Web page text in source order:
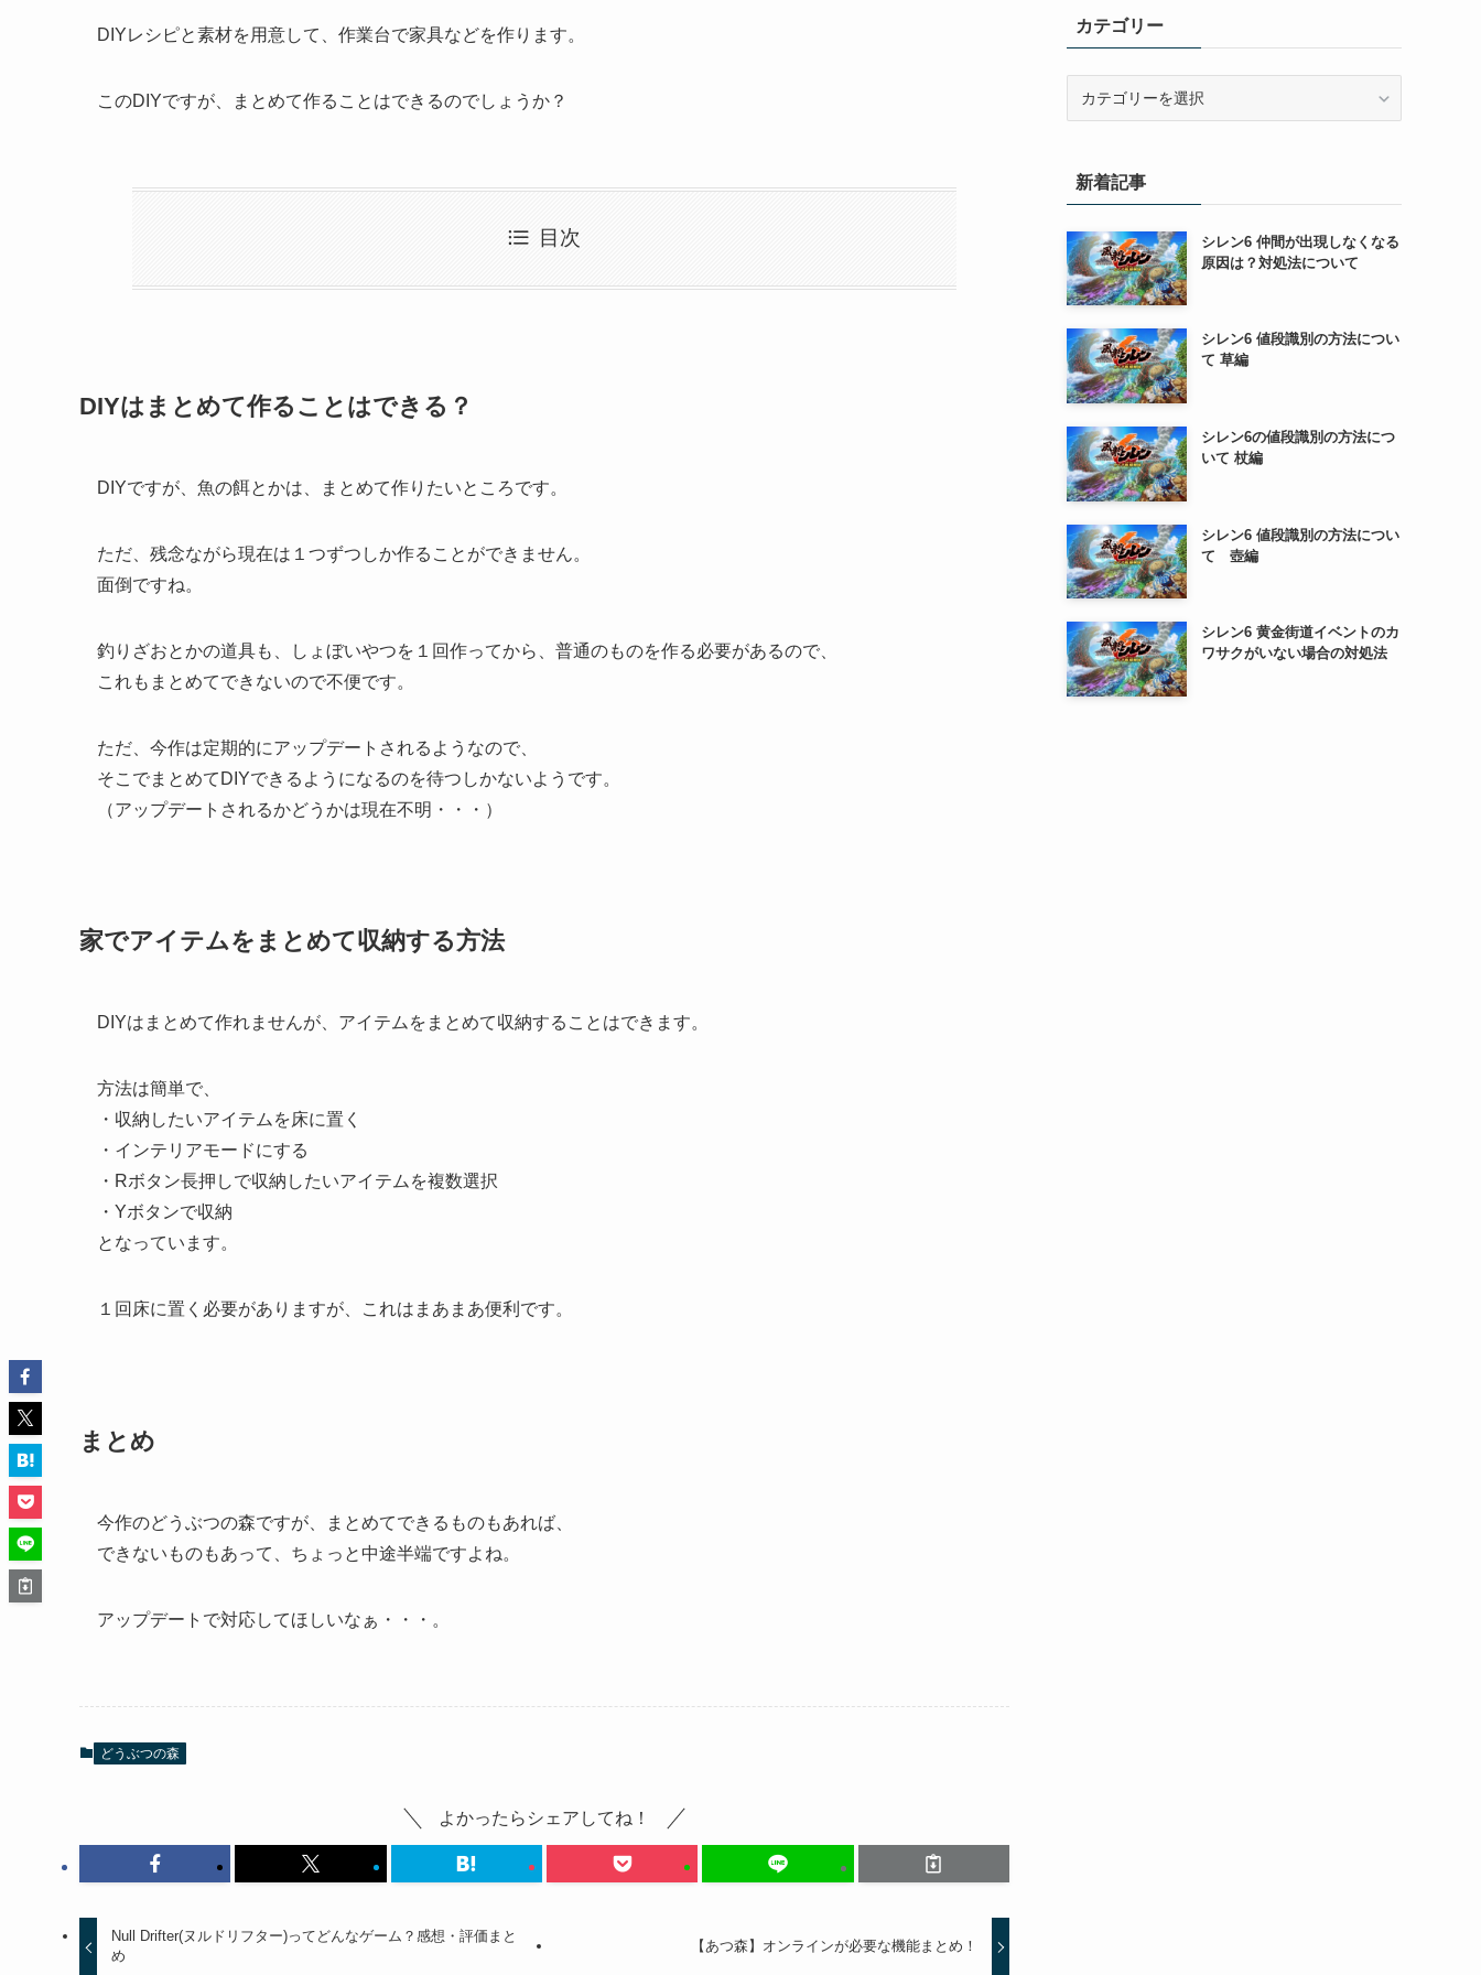
DIYレシピと素材を用意して、作業台で家具などを作ります。
このDIYですが、まとめて作ることはできるのでしょうか？
目次
DIYはまとめて作ることはできる？
DIYですが、魚の餌とかは、まとめて作りたいところです。
ただ、残念ながら現在は１つずつしか作ることができません。
面倒ですね。
釣りざおとかの道具も、しょぼいやつを１回作ってから、普通のものを作る必要があるので、
これもまとめてできないので不便です。
ただ、今作は定期的にアップデートされるようなので、
そこでまとめてDIYできるようになるのを待つしかないようです。
（アップデートされるかどうかは現在不明・・・）
家でアイテムをまとめて収納する方法
DIYはまとめて作れませんが、アイテムをまとめて収納することはできます。
方法は簡単で、
・収納したいアイテムを床に置く
・インテリアモードにする
・Rボタン長押しで収納したいアイテムを複数選択
・Yボタンで収納
となっています。
１回床に置く必要がありますが、これはまあまあ便利です。
まとめ
今作のどうぶつの森ですが、まとめてできるものもあれば、
できないものもあって、ちょっと中途半端ですよね。
アップデートで対応してほしいなぁ・・・。
どうぶつの森
よかったらシェアしてね！
Null Drifter(ヌルドリフター)ってどんなゲーム？感想・評価まと
め
【あつ森】オンラインが必要な機能まとめ！
カテゴリー
ー新着記事
シレン6 仲間が出現しなくなる
原因は？対処法について
シレン6 値段識別の方法につい
て 草編
シレン6の値段識別の方法につ
いて 杖編
シレン6 値段識別の方法につい
て 壺編
シレン6 黄金街道イベントのカ
ワサクがいない場合の対処法